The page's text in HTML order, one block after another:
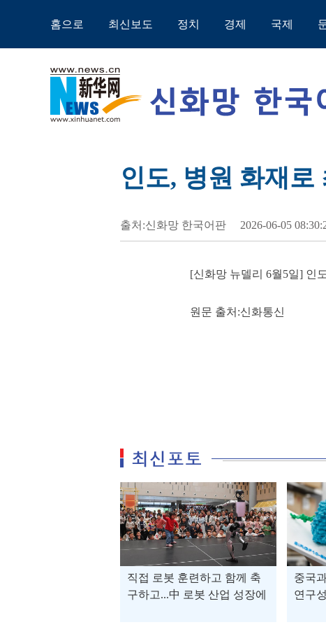
홈으로 최신보도 정치 경제 국제
인도, 병원 화재로
출처:신화망 한국어판 2026-06-05
[신화망 뉴델리 6월5일] 인
원문 출처:신화통신
직접 로봇 훈련하고 함께 축
구하고...中 로봇 산업 성장에
중국
연구